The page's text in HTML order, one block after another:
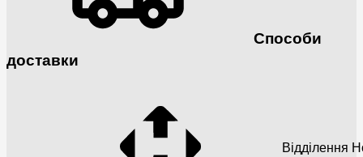
Способи
доставки
Відділення